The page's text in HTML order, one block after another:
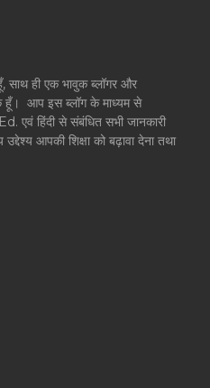
साथ ही एक भावुक ब्लॉगर और
आप इस ब्लॉग के माध्यम से
हिंदी से संबंधित सभी जानकारी
आपकी शिक्षा को बढ़ावा देना तथा